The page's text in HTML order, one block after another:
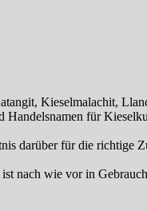
Kieselmalachit,
für
darüber für die richtige
nach wie vor in